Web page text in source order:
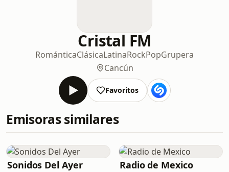
Cristal FM
RománticaClásicaLatinaRockPopGrupera
Cancún
Favoritos
Emisoras similares
Sonidos Del Ayer Radio de Mexico